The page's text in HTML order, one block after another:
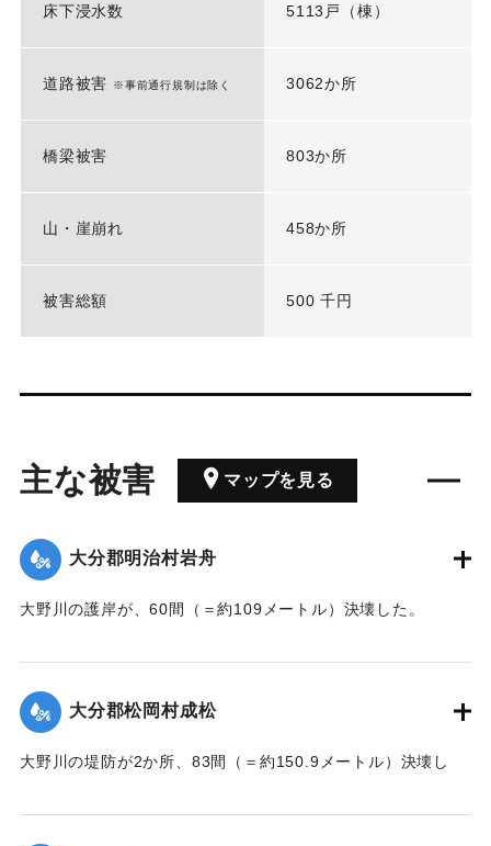
床下浸水数 5113戸（棟）
道路被害 ※事前通行規制は除く 3062か所
橋梁被害 803か所
山・崖崩れ 458か所
被害総額 500 千円
主な被害 マップを見る
大分郡明治村岩舟
大野川の護岸が、60間（＝約109メートル）決壊した。
｜固有コード:
大分郡松岡村成松
大野川の堤防が2か所、83間（＝約150.9メートル）決壊し